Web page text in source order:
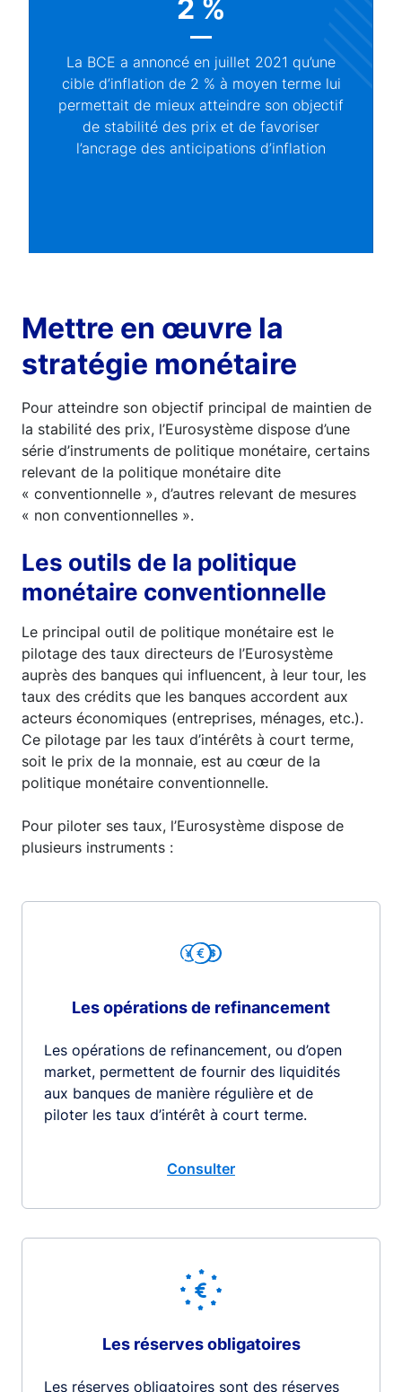
2 %
La BCE a annoncé en juillet 2021 qu’une
cible d’inflation de 2 % à moyen terme lui
permettait de mieux atteindre son objectif
de stabilité des prix et de favoriser
l’ancrage des anticipations d’inflation
Mettre en œuvre la
stratégie monétaire
Pour atteindre son objectif principal de maintien de
la stabilité des prix, l’Eurosystème dispose d’une
série d’instruments de politique monétaire, certains
relevant de la politique monétaire dite
« conventionnelle », d’autres relevant de mesures
« non conventionnelles ».
Les outils de la politique
monétaire conventionnelle
Le principal outil de politique monétaire est le
pilotage des taux directeurs de l’Eurosystème
auprès des banques qui influencent, à leur tour, les
taux des crédits que les banques accordent aux
acteurs économiques (entreprises, ménages, etc.).
Ce pilotage par les taux d’intérêts à court terme,
soit le prix de la monnaie, est au cœur de la
politique monétaire conventionnelle.
Pour piloter ses taux, l’Eurosystème dispose de
plusieurs instruments :
Les opérations de refinancement
Les opérations de refinancement, ou d’open
market, permettent de fournir des liquidités
aux banques de manière régulière et de
piloter les taux d’intérêt à court terme.
Consulter
Les réserves obligatoires
Les réserves obligatoires sont des réserves